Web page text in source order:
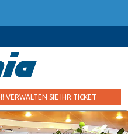
VERWALTEN SIE IHR TICKET